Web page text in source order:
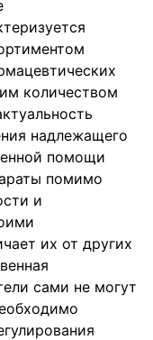
количеством
надлежащего
помощи
помимо
и
их от других
сами не могут